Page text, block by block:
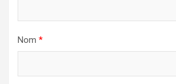
Nom *